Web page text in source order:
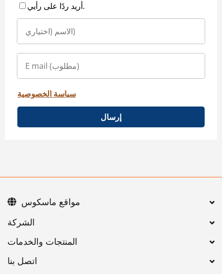
أريد ردًا على رأيي.
سياسة الخصوصية
إرسال
اتصل بنا
مواقع ماسكوس